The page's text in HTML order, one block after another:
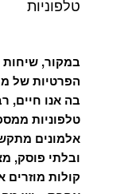
טלפוניות
במקור, שיחות
הפרטיות של
בה אנו חיים,
טלפוניות
אלמונים
ובלתי פוסק,
קולות